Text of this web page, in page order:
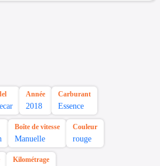
Année
2018
Carburant
Essence
Boîte de vitesse
Manuelle
Couleur
rouge
Kilométrage